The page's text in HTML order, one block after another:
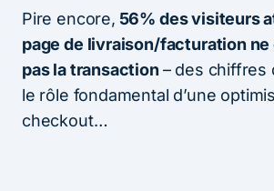
Pire encore, 56% des visiteurs
page de livraison/facturation
pas la transaction – des chiffres
le rôle fondamental d’une
checkout…